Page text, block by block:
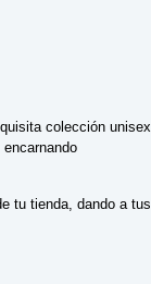
colección unisex
tu tienda, dando a tus